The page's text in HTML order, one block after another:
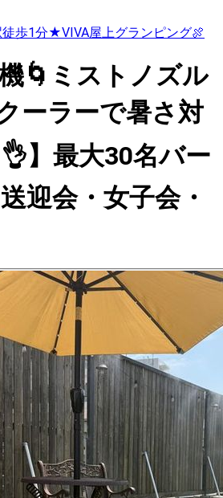
歩1分★VIVA屋上グランピング🍖
機🌀ミストノズル
ーラーで暑さ対
】最大30名バー
迎会・女子会・